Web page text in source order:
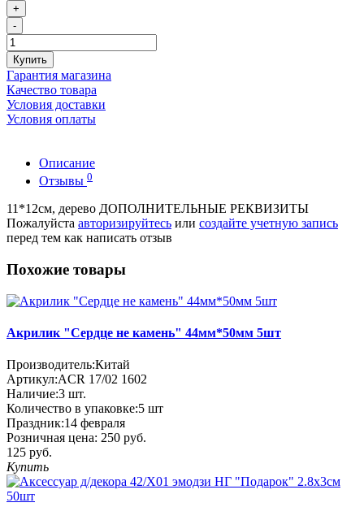
+
-
Купить
Гарантия магазина
Качество товара
Условия доставки
Условия оплаты
Описание
Отзывы 0
11*12см, дерево ДОПОЛНИТЕЛЬНЫЕ РЕКВИЗИТЫ
Пожалуйста авторизируйтесь или создайте учетную запись
перед тем как написать отзыв
Похожие товары
Акрилик "Сердце не камень" 44мм*50мм 5шт
Производитель:Китай
Артикул:ACR 17/02 1602
Наличие:3 шт.
Количество в упаковке:5 шт
Праздник:14 февраля
Розничная цена: 250 руб.
125 руб.
Купить